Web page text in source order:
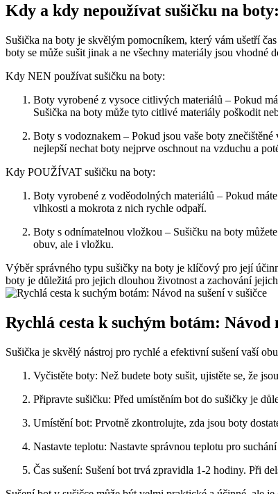
Kdy a ⁢kdy nepoužívat sušičku na
Sušička na⁣ boty je skvělým⁢ pomocníkem, který vám ⁤ušetří
boty se může sušit jinak‌ a⁢ ne všechny materiály jsou vhodné
Kdy NEN používat sušičku na boty:
Boty vyrobené ‍z vysoce citlivých materiálů – Pokud
Sušička na boty‍ může tyto citlivé materiály poškodit
Boty s vodoznakem – Pokud ‌jsou vaše​ boty
nejlepší nechat boty nejprve⁢ oschnout na vzduchu a‌
Kdy POUŽÍVAT sušičku na boty:
Boty vyrobené z voděodolných materiálů – Pokud
vlhkosti a mokrota z nich​ rychle ​odpaří.
Boty s odnímatelnou vložkou⁤ – ⁢Sušičku na boty
obuv,​ ale i vložku.
Výběr správného typu sušičky na boty je klíčový pro její
boty je důležitá ‌pro jejich dlouhou životnost ⁢a‌ zachování
Rychlá cesta k suchým botám: Návod
Sušička je ​skvělý nástroj ⁣pro rychlé a efektivní​ sušení vaší
Vyčistěte boty: ⁢Než budete ⁣boty ⁣sušit, ujistěte ⁢se, že
Připravte sušičku: ​Před umístěním ‍bot do​ sušičky je
Umístění bot: Prvotně zkontrolujte, zda ‍jsou boty
Nastavte teplotu: Nastavte ⁣správnou teplotu pro
Čas​ sušení:⁤ Sušení bot trvá zpravidla 1-2 hodiny. Při